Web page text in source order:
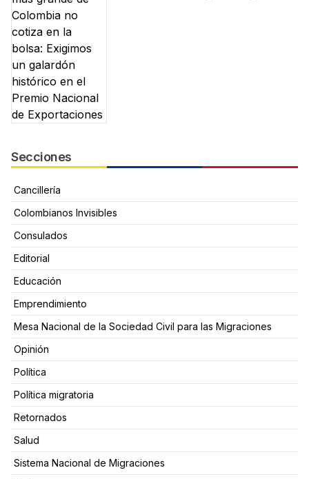
Secciones
Cancillería
Colombianos Invisibles
Consulados
Editorial
Educación
Emprendimiento
Mesa Nacional de la Sociedad Civil para las Migraciones
Opinión
Política
Política migratoria
Retornados
Salud
Sistema Nacional de Migraciones